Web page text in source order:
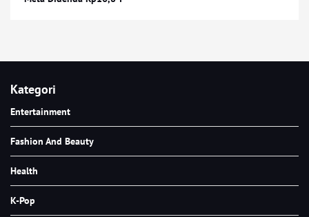
Kategori
Entertainment
Fashion And Beauty
Health
K-Pop